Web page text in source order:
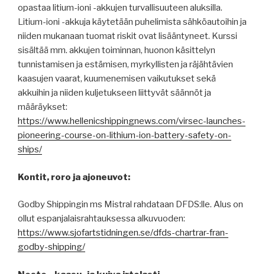
opastaa litium-ioni -akkujen turvallisuuteen aluksilla.
Litium-ioni -akkuja käytetään puhelimista sähköautoihin ja
niiden mukanaan tuomat riskit ovat lisääntyneet. Kurssi
sisältää mm. akkujen toiminnan, huonon käsittelyn
tunnistamisen ja estämisen, myrkyllisten ja räjähtävien
kaasujen vaarat, kuumenemisen vaikutukset sekä
akkuihin ja niiden kuljetukseen liittyvät säännöt ja
määräykset:
https://www.hellenicshippingnews.com/virsec-launches-
pioneering-course-on-lithium-ion-battery-safety-on-
ships/
Kontit, roro ja ajoneuvot:
Godby Shippingin ms Mistral rahdataan DFDS:lle. Alus on
ollut espanjalaisrahtauksessa alkuvuoden:
https://www.sjofartstidningen.se/dfds-chartrar-fran-
godby-shipping/